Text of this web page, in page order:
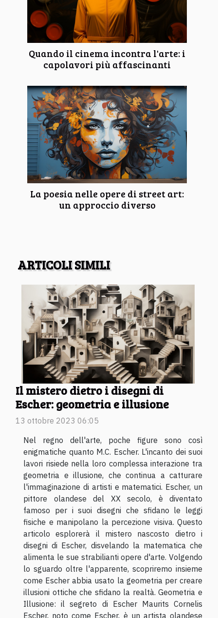
Quando il cinema incontra l'arte: i
capolavori più affascinanti
La poesia nelle opere di street art:
un approccio diverso
ARTICOLI SIMILI
Il mistero dietro i disegni di
Escher: geometria e illusione
13 ottobre 2023 06:05
Nel regno dell'arte, poche figure sono così
enigmatiche quanto M.C. Escher. L'incanto dei suoi
lavori risiede nella loro complessa interazione tra
geometria e illusione, che continua a catturare
l'immaginazione di artisti e matematici. Escher, un
pittore olandese del XX secolo, è diventato
famoso per i suoi disegni che sfidano le leggi
fisiche e manipolano la percezione visiva. Questo
articolo esplorerà il mistero nascosto dietro i
disegni di Escher, disvelando la matematica che
alimenta le sue strabilianti opere d'arte. Volgendo
lo sguardo oltre l'apparente, scopriremo insieme
come Escher abbia usato la geometria per creare
illusioni ottiche che sfidano la realtà. Geometria e
Illusione: il segreto di Escher Maurits Cornelis
Escher, noto come Escher, è un artista olandese